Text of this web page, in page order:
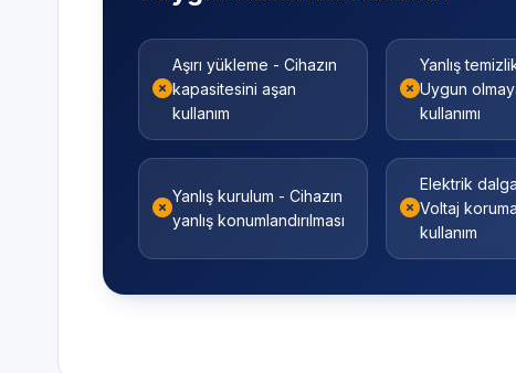
Aşırı yükleme - Cihazın
kapasitesini aşan
kullanım
Yanlış
Uygun
kullanımı
Yanlış kurulum - Cihazın
yanlış konumlandırılması
Elektrik
Voltaj
kullanım